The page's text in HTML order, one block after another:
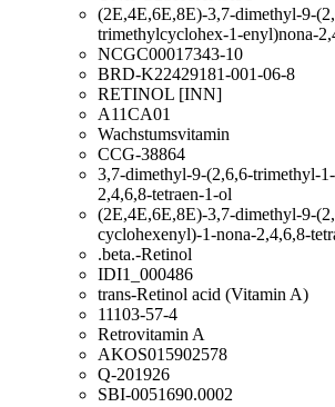
(2E,4E,6E,8E)-3,7-dimethyl-9-
trimethylcyclohex-1-enyl)nona-
NCGC00017343-10
BRD-K22429181-001-06-8
RETINOL [INN]
A11CA01
Wachstumsvitamin
CCG-38864
3,7-dimethyl-9-(2,6,6-trimethyl-
2,4,6,8-tetraen-1-ol
(2E,4E,6E,8E)-3,7-dimethyl-9-
cyclohexenyl)-1-nona-2,4,6,8-
.beta.-Retinol
IDI1_000486
trans-Retinol acid (Vitamin A)
11103-57-4
Retrovitamin A
AKOS015902578
Q-201926
SBI-0051690.0002